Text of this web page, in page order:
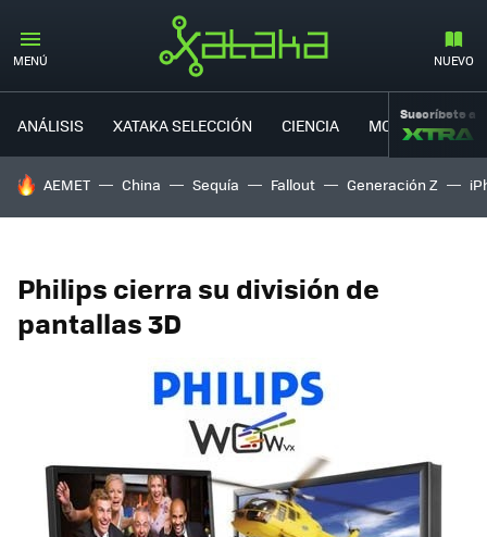
MENÚ NUEVO
ANÁLISIS XATAKA SELECCIÓN CIENCIA MOVILIDAD
Suscríbete a
HOY SE HABLA DE
AEMET China Sequía Fallout Generación Z
Philips cierra su división de
pantallas 3D